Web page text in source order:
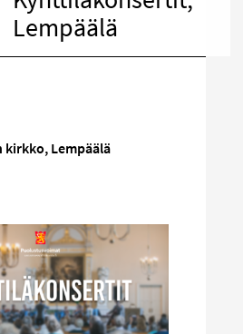
Lempäälä
kirkko, Lempäälä